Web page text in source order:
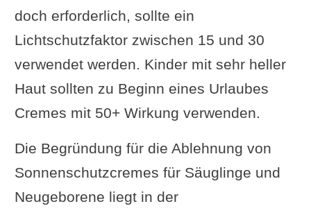
doch erforderlich, sollte ein
Lichtschutzfaktor zwischen 15 und 30
verwendet werden. Kinder mit sehr heller
Haut sollten zu Beginn eines Urlaubes
Cremes mit 50+ Wirkung verwenden.
Die Begründung für die Ablehnung von
Sonnenschutzcremes für Säuglinge und
Neugeborene liegt in der